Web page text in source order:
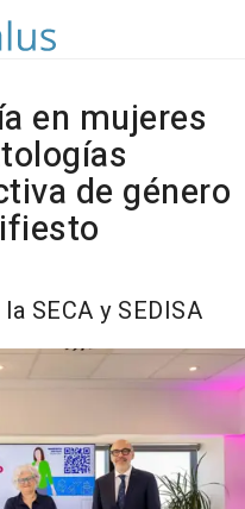
en mujeres
de género
SECA y SEDISA